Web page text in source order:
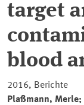
target
blood
2016, Berichte
Plaßmann,